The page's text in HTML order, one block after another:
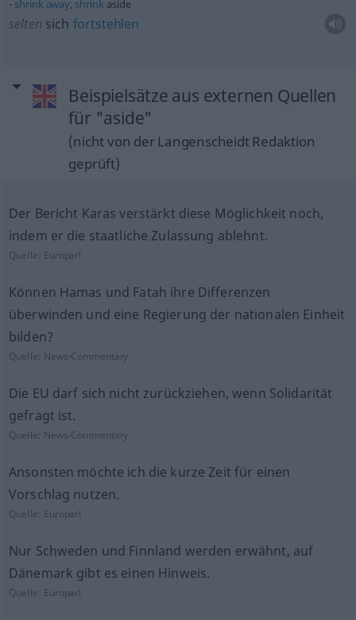
shrink away, shrinkaside
selten sich fortstehlen
Beispielsätze aus externen Quellen
für "aside"
(nicht von der Langenscheidt Redaktion
geprüft)
Der Bericht Karas verstärkt diese Möglichkeit noch,
indem er die staatliche Zulassung ablehnt.
Quelle: Europarl
Können Hamas und Fatah ihre Differenzen
überwinden und eine Regierung der nationalen Einheit
bilden?
Quelle: News-Commentary
Die EU darf sich nicht zurückziehen, wenn Solidarität
gefragt ist.
Quelle: News-Commentary
Ansonsten möchte ich die kurze Zeit für einen
Vorschlag nutzen.
Quelle: Europarl
Nur Schweden und Finnland werden erwähnt, auf
Dänemark gibt es einen Hinweis.
Quelle: Europarl